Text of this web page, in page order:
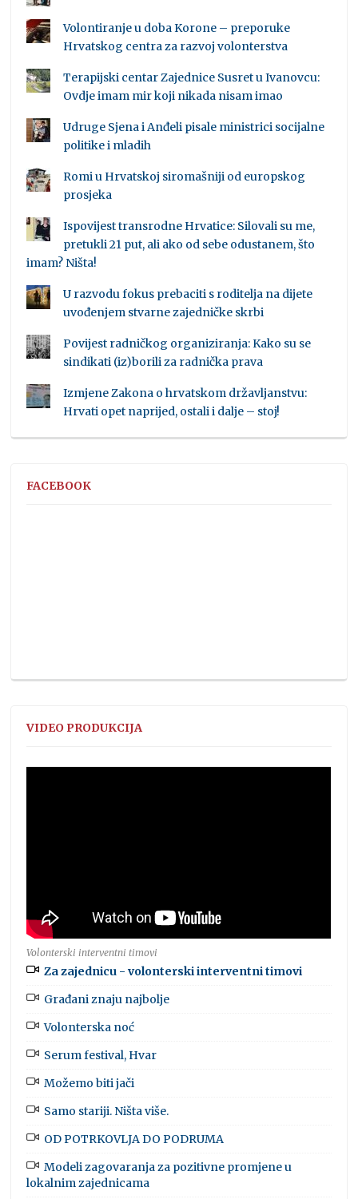
Volontiranje u doba Korone – preporuke
Hrvatskog centra za razvoj volonterstva
Terapijski centar Zajednice Susret u Ivanovcu:
Ovdje imam mir koji nikada nisam imao
Udruge Sjena i Anđeli pisale ministrici socijalne
politike i mladih
Romi u Hrvatskoj siromašniji od europskog
prosjeka
Ispovijest transrodne Hrvatice: Silovali su me,
pretukli 21 put, ali ako od sebe odustanem, što
imam? Ništa!
U razvodu fokus prebaciti s roditelja na dijete
uvođenjem stvarne zajedničke skrbi
Povijest radničkog organiziranja: Kako su se
sindikati (iz)borili za radnička prava
Izmjene Zakona o hrvatskom državljanstvu:
Hrvati opet naprijed, ostali i dalje – stoj!
FACEBOOK
VIDEO PRODUKCIJA
Volonterski interventni timovi
Za zajednicu - volonterski interventni timovi
Građani znaju najbolje
Volonterska noć
Serum festival, Hvar
Možemo biti jači
Samo stariji. Ništa više.
OD POTRKOVLJA DO PODRUMA
Modeli zagovaranja za pozitivne promjene u
lokalnim zajednicama